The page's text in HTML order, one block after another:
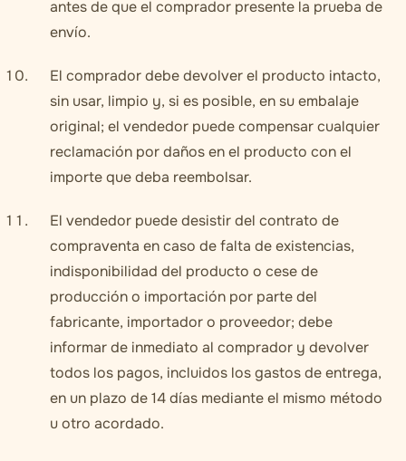
antes de que el comprador presente la prueba de
envío.
El comprador debe devolver el producto intacto,
sin usar, limpio y, si es posible, en su embalaje
original; el vendedor puede compensar cualquier
reclamación por daños en el producto con el
importe que deba reembolsar.
El vendedor puede desistir del contrato de
compraventa en caso de falta de existencias,
indisponibilidad del producto o cese de
producción o importación por parte del
fabricante, importador o proveedor; debe
informar de inmediato al comprador y devolver
todos los pagos, incluidos los gastos de entrega,
en un plazo de 14 días mediante el mismo método
u otro acordado.